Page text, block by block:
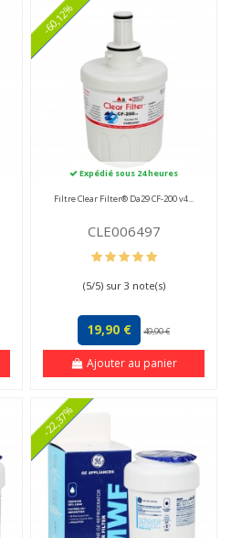
-60,12%
Expédié sous 24 heures
Filtre Clear Filter® Da29 CF-200 v4...
CLE006497
(5/5) sur 3 note(s)
19,90 € 49,90 €
Ajouter au panier
-22,37%